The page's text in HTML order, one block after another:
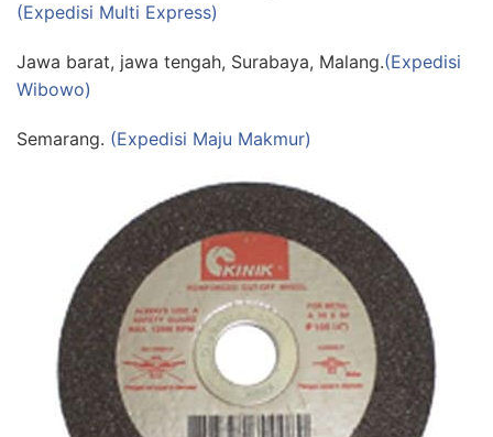
(Expedisi Multi Express)
Jawa barat, jawa tengah, Surabaya, Malang.(Expedisi
Wibowo)
Semarang. (Expedisi Maju Makmur)